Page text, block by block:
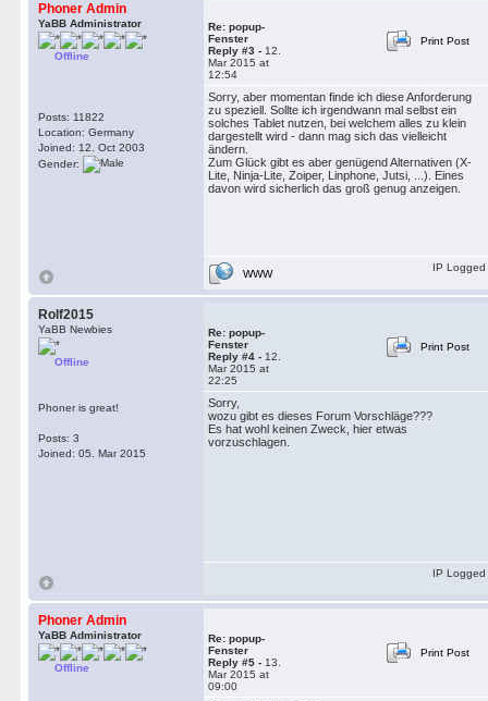
Phoner Admin
YaBB Administrator
Offline
Posts: 11822
Location: Germany
Joined: 12. Oct 2003
Gender:
Re: popup-
Fenster
Reply #3 - 12.
Mar 2015 at
12:54
Print Post
Sorry, aber momentan finde ich diese Anforderung
zu speziell. Sollte ich irgendwann mal selbst ein
solches Tablet nutzen, bei welchem alles zu klein
dargestellt wird - dann mag sich das vielleicht
ändern.
Zum Glück gibt es aber genügend Alternativen (X-
Lite, Ninja-Lite, Zoiper, Linphone, Jutsi, ...). Eines
davon wird sicherlich das groß genug anzeigen.
WWW
IP Logged
Rolf2015
YaBB Newbies
Offline
Phoner is great!
Posts: 3
Joined: 05. Mar 2015
Re: popup-
Fenster
Reply #4 - 12.
Mar 2015 at
22:25
Print Post
Sorry,
wozu gibt es dieses Forum Vorschläge???
Es hat wohl keinen Zweck, hier etwas
vorzuschlagen.
IP Logged
Phoner Admin
YaBB Administrator
Offline
Re: popup-
Fenster
Reply #5 - 13.
Mar 2015 at
09:00
Print Post